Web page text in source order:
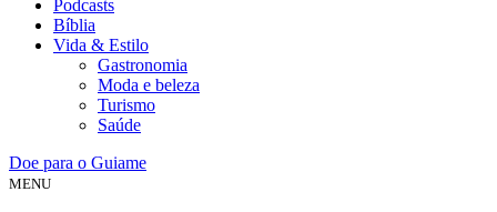
Podcasts
Bíblia
Vida & Estilo
Gastronomia
Moda e beleza
Turismo
Saúde
Doe para o Guiame
MENU